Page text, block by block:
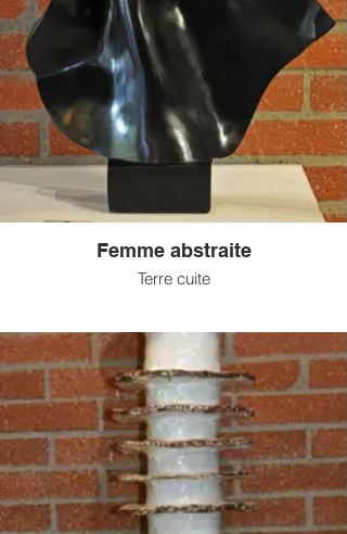
Femme abstraite
Terre cuite